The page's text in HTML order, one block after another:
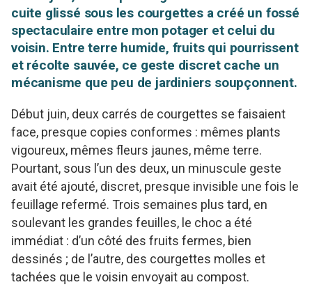
cuite glissé sous les courgettes a créé un fossé
spectaculaire entre mon potager et celui du
voisin. Entre terre humide, fruits qui pourrissent
et récolte sauvée, ce geste discret cache un
mécanisme que peu de jardiniers soupçonnent.
Début juin, deux carrés de courgettes se faisaient
face, presque copies conformes : mêmes plants
vigoureux, mêmes fleurs jaunes, même terre.
Pourtant, sous l’un des deux, un minuscule geste
avait été ajouté, discret, presque invisible une fois le
feuillage refermé. Trois semaines plus tard, en
soulevant les grandes feuilles, le choc a été
immédiat : d’un côté des fruits fermes, bien
dessinés ; de l’autre, des courgettes molles et
tachées que le voisin envoyait au compost.